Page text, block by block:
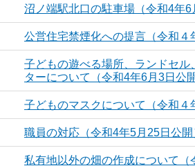
沼ノ端駅北口の駐車場（令和4年6
公営住宅禁煙化への提言（令和４
子どもの遊べる場所、ランドセル
ターについて（令和4年6月3日公開
子どものマスクについて（令和４
職員の対応（令和4年5月25日公開
私有地以外の畑の作成について（